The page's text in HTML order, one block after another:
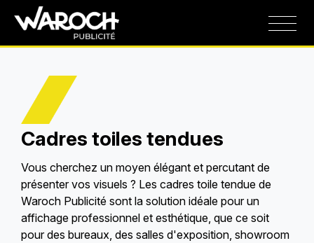
Cadres toiles tendues
Vous cherchez un moyen élégant et percutant de
présenter vos visuels ? Les cadres toile tendue de
Waroch Publicité sont la solution idéale pour un
affichage professionnel et esthétique, que ce soit
pour des bureaux, des salles d'exposition, showroom